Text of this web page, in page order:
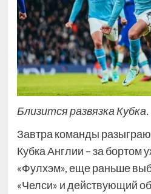
Близится развязка Кубка.
Завтра команды
Кубка Англии – за бортом
«Фулхэм», еще раньше
«Челси» и действующий